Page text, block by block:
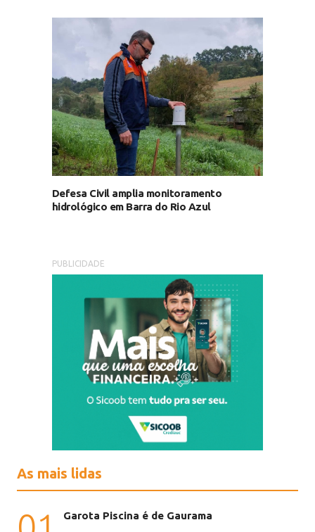
Defesa Civil amplia monitoramento
hidrológico em Barra do Rio Azul
PUBLICIDADE
As mais lidas
Garota Piscina é de Gaurama